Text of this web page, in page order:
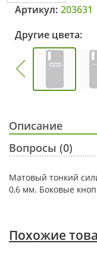
Артикул: 203631
Другие цвета:
Описание
Вопросы (0)
Матовый тонкий
0,6 мм. Боковые
Похожие